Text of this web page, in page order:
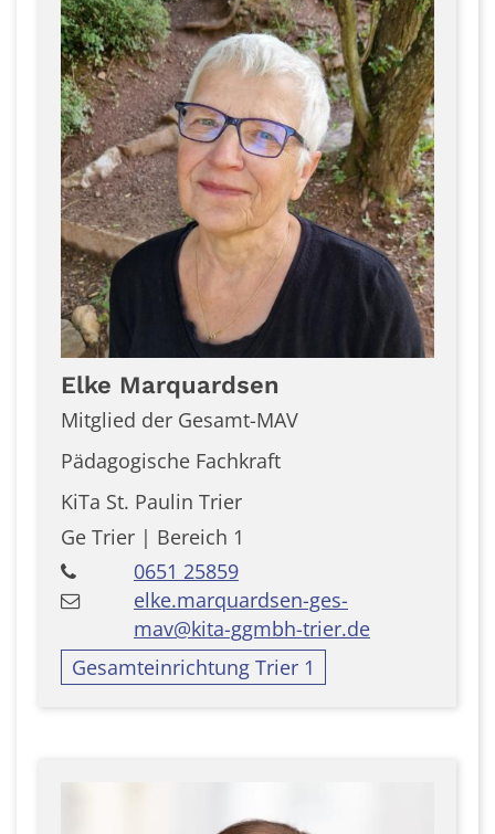
Elke Marquardsen
Mitglied der Gesamt-MAV
Pädagogische Fachkraft
KiTa St. Paulin Trier
Ge Trier | Bereich 1
0651 25859
elke.marquardsen-ges-
mav@kita-ggmbh-trier.de
Gesamteinrichtung Trier 1